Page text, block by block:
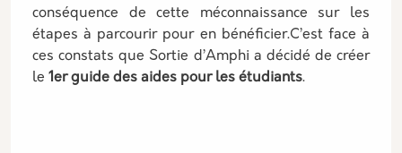
conséquence de cette méconnaissance sur les
étapes à parcourir pour en bénéficier.C’est face à
ces constats que Sortie d’Amphi a décidé de créer
le 1er guide des aides pour les étudiants.